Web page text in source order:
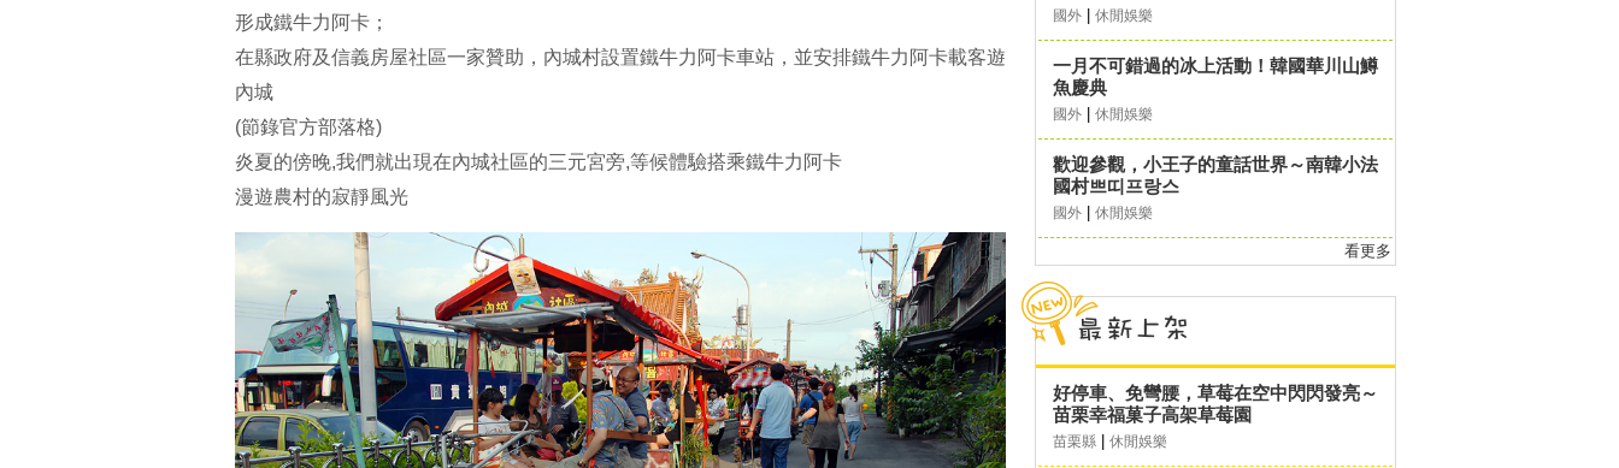
形成鐵牛力阿卡；
在縣政府及信義房屋社區一家贊助，內城村設置鐵牛力阿卡車站，並安排鐵牛力阿卡載客遊
內城
(節錄官方部落格)
炎夏的傍晚,我們就出現在內城社區的三元宮旁,等候體驗搭乘鐵牛力阿卡
漫遊農村的寂靜風光
國外 休閒娛樂
一月不可錯過的冰上活動！韓國華川山鱒
魚慶典
國外 休閒娛樂
歡迎參觀，小王子的童話世界～南韓小法
國村쁘띠프랑스
國外 休閒娛樂
看更多
好停車、免彎腰，草莓在空中閃閃發亮～
苗栗幸福菓子高架草莓園
苗栗縣 休閒娛樂